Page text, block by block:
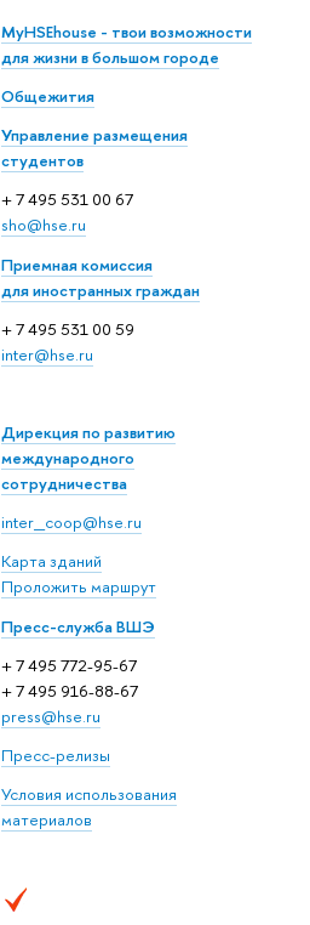
MyHSEhouse - твои возможности
для жизни в большом городе
Общежития
Управление размещения
студентов
+ 7 495 531 00 67
sho@hse.ru
Приемная комиссия
для иностранных граждан
+ 7 495 531 00 59
inter@hse.ru
Дирекция по развитию
международного
сотрудничества
inter_coop@hse.ru
Карта зданий
Проложить маршрут
Пресс-служба ВШЭ
+ 7 495 772-95-67
+ 7 495 916-88-67
press@hse.ru
Пресс-релизы
Условия использования
материалов